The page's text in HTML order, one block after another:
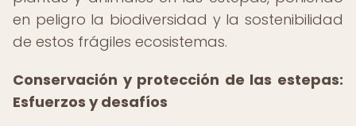
en peligro la biodiversidad y la sostenibilidad
de estos frágiles ecosistemas.
Conservación y protección de las estepas:
Esfuerzos y desafíos